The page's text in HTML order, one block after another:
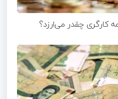
کارگری چقدر می‌ارزد؟